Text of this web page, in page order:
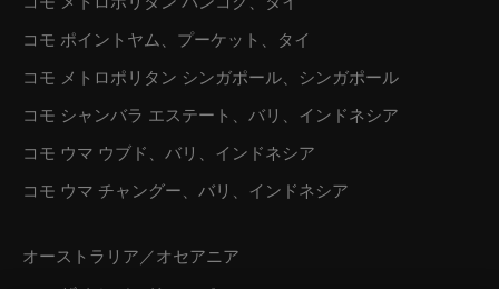
コモ メトロポリタン バンコク、タイ
コモ ポイントヤム、プーケット、タイ
コモ メトロポリタン シンガポール、シンガポール
コモ シャンバラ エステート、バリ、インドネシア
コモ ウマ ウブド、バリ、インドネシア
コモ ウマ チャングー、バリ、インドネシア
オーストラリア／オセアニア